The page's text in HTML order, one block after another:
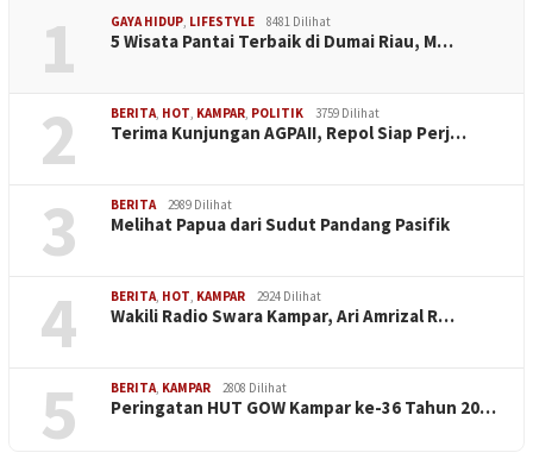
1 GAYA HIDUP, LIFESTYLE 8481 Dilihat
5 Wisata Pantai Terbaik di Dumai Riau, M…
2 BERITA, HOT, KAMPAR, POLITIK 3759 Dilihat
Terima Kunjungan AGPAII, Repol Siap Perj…
3 BERITA 2989 Dilihat
Melihat Papua dari Sudut Pandang Pasifik
4 BERITA, HOT, KAMPAR 2924 Dilihat
Wakili Radio Swara Kampar, Ari Amrizal R…
5 BERITA, KAMPAR 2808 Dilihat
Peringatan HUT GOW Kampar ke-36 Tahun 20…